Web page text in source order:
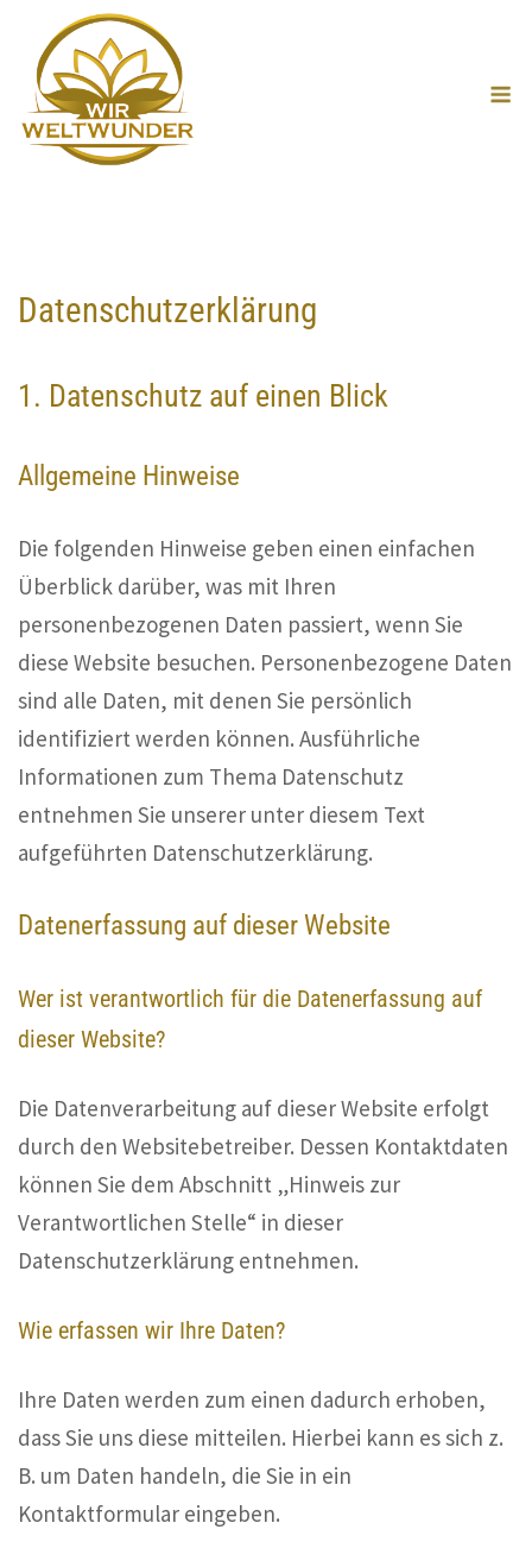
content
Datenschutz­erklärung
1. Datenschutz auf einen Blick
Allgemeine Hinweise
Die folgenden Hinweise geben einen einfachen
Überblick darüber, was mit Ihren
personenbezogenen Daten passiert, wenn Sie
diese Website besuchen. Personenbezogene Daten
sind alle Daten, mit denen Sie persönlich
identifiziert werden können. Ausführliche
Informationen zum Thema Datenschutz
entnehmen Sie unserer unter diesem Text
aufgeführten Datenschutzerklärung.
Datenerfassung auf dieser Website
Wer ist verantwortlich für die Datenerfassung auf
dieser Website?
Die Datenverarbeitung auf dieser Website erfolgt
durch den Websitebetreiber. Dessen Kontaktdaten
können Sie dem Abschnitt „Hinweis zur
Verantwortlichen Stelle“ in dieser
Datenschutzerklärung entnehmen.
Wie erfassen wir Ihre Daten?
Ihre Daten werden zum einen dadurch erhoben,
dass Sie uns diese mitteilen. Hierbei kann es sich z.
B. um Daten handeln, die Sie in ein
Kontaktformular eingeben.